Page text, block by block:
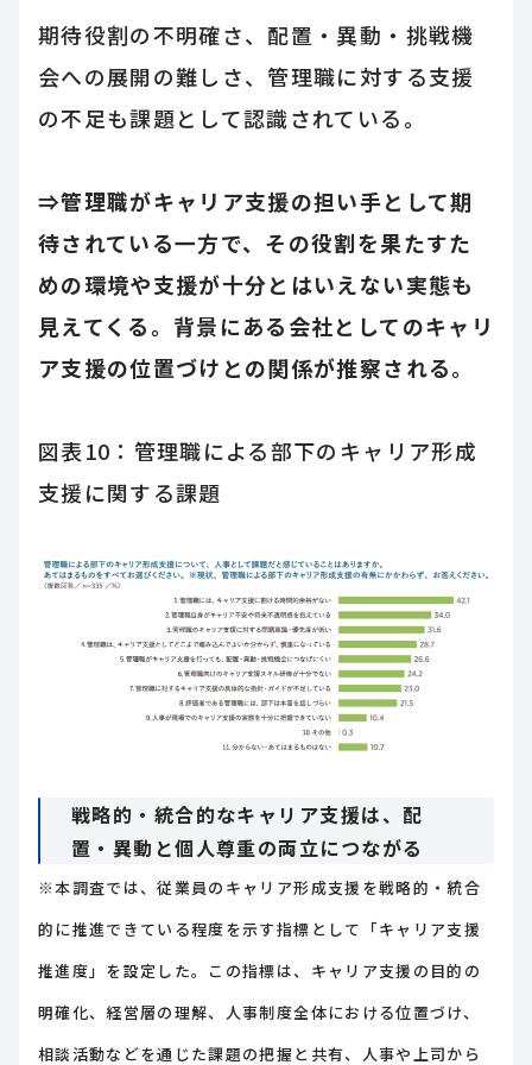
期待役割の不明確さ、配置・異動・挑戦機
会への展開の難しさ、管理職に対する支援
の不足も課題として認識されている。
⇒管理職がキャリア支援の担い手として期
待されている一方で、その役割を果たすた
めの環境や支援が十分とはいえない実態も
見えてくる。背景にある会社としてのキャリ
ア支援の位置づけとの関係が推察される。
図表10：管理職による部下のキャリア形成
支援に関する課題
戦略的・統合的なキャリア支援は、配
置・異動と個人尊重の両立につながる
※本調査では、従業員のキャリア形成支援を戦略的・統合
的に推進できている程度を示す指標として「キャリア支援
推進度」を設定した。この指標は、キャリア支援の目的の
明確化、経営層の理解、人事制度全体における位置づけ、
相談活動などを通じた課題の把握と共有、人事や上司から